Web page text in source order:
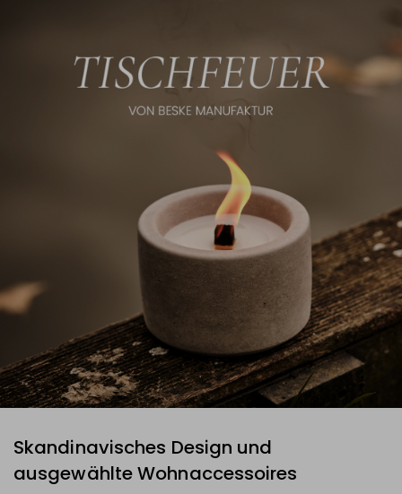
Skandinavisches Design und
ausgewählte Wohnaccessoires